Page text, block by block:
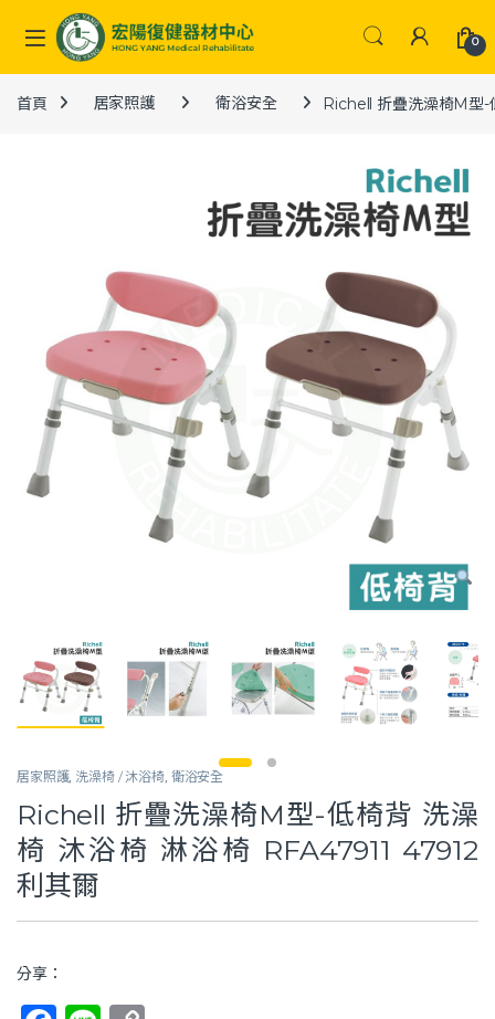
Skip to navigation
Skip to content
0
首頁 居家照護 衛浴安全 Richell 折疊洗澡椅M型-
居家照護, 洗澡椅 / 沐浴椅, 衛浴安全
Richell 折疊洗澡椅M型-低椅背 洗澡
椅 沐浴椅 淋浴椅 RFA47911 47912
利其爾
分享：